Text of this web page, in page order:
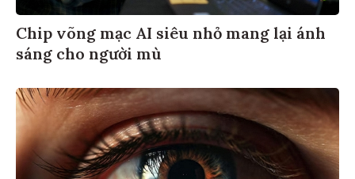
Chip võng mạc AI siêu nhỏ mang lại ánh
sáng cho người mù